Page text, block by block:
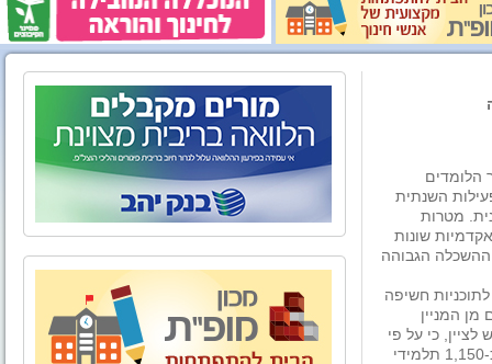
הלומדים
השנתית
מטרות
שונות
ההשכלה הגבוהה
תיכון בעיר לתוכניות חשיפה
מן המניין
כי על פי
דו"ח שערך אשתקד מרכז המחקר והמידע של הכנסת, לומדים כ-1,150 תלמידי